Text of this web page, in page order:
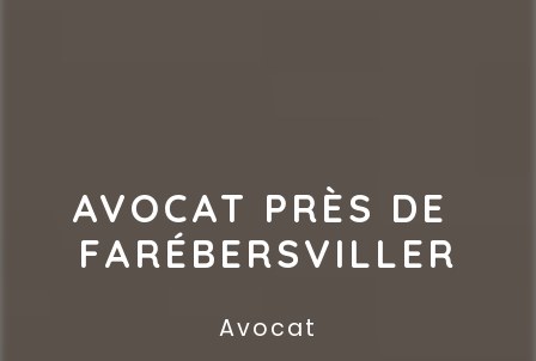
AVOCAT PRÈS DE
FARÉBERSVILLER
Avocat